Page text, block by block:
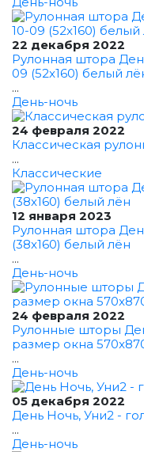
22 декабря 2022
Рулонная штора
09 (52x160) белый
...
День-ночь
24 февраля 2022
Классическая
...
Классические
12 января 2023
Рулонная штора
(38x160) белый лён
...
День-ночь
24 февраля 2022
Рулонные шторы
размер окна
...
День-ночь
05 декабря 2022
День Ночь, Уни2 -
...
День-ночь